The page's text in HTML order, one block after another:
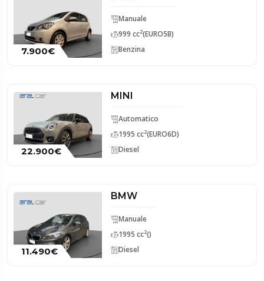
7.900€
Manuale
999 cc2(EURO5B)
Benzina
22.900€
MINI
Automatico
1995 cc2(EURO6D)
Diesel
11.490€
BMW
Manuale
1995 cc2()
Diesel